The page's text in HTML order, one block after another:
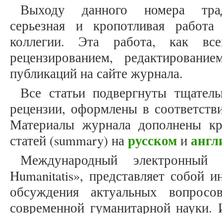
Выходу данного номера
серьезная и кропотливая
коллегии. Эта работа, как
рецензированием,
публикаций на сайте журнала.
Все статьи подвергнуты
рецензии, оформлены в
Материалы журнала дополнены
статей (summary) нарусскоми
Международный
Humanitatis», представляет собой
обсуждения актуальных
современной гуманитарной науки.